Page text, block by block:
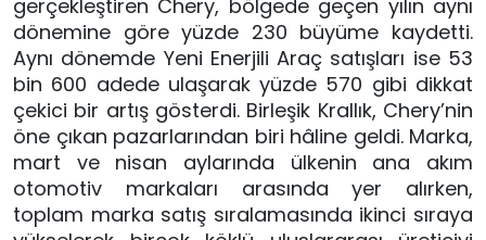
gerçekleştiren Chery, bölgede geçen yılın aynı
dönemine göre yüzde 230 büyüme kaydetti.
Aynı dönemde Yeni Enerjili Araç satışları ise 53
bin 600 adede ulaşarak yüzde 570 gibi dikkat
çekici bir artış gösterdi. Birleşik Krallık, Chery’nin
öne çıkan pazarlarından biri hâline geldi. Marka,
mart ve nisan aylarında ülkenin ana akım
otomotiv markaları arasında yer alırken,
toplam marka satış sıralamasında ikinci sıraya